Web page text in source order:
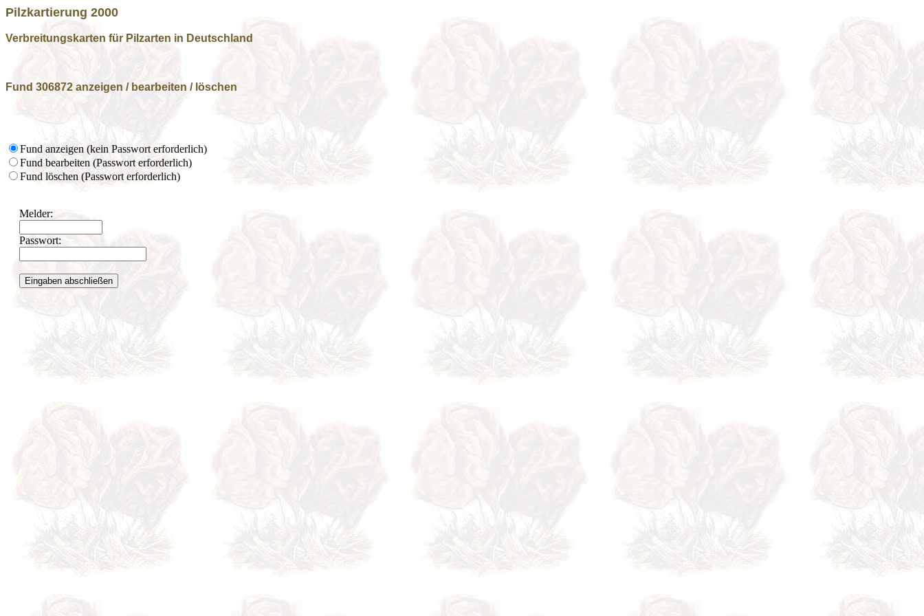
Pilzkartierung 2000
Verbreitungskarten für Pilzarten in Deutschland
Fund 306872 anzeigen / bearbeiten / löschen
Fund anzeigen (kein Passwort erforderlich)
Fund bearbeiten (Passwort erforderlich)
Fund löschen (Passwort erforderlich)
Melder:
Passwort: